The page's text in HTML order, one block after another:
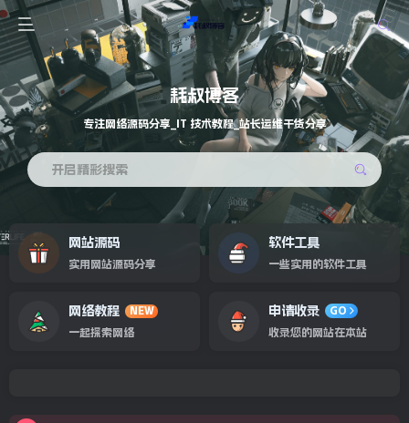
耗叔博客
专注网络源码分享_IT 技术教程_站长运维干货分享
开启精彩搜索
网站源码
实用网站源码分享
软件工具
一些实用的软件工具
网络教程 NEW
一起探索网络
申请收录 GO
收录您的网站在本站